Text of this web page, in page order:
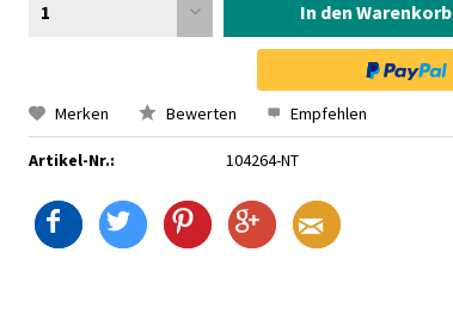
1 In den Warenkorb
Merken Bewerten Empfehlen
Artikel-Nr.: 104264-NT